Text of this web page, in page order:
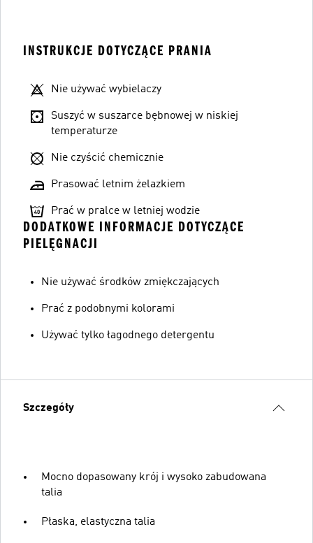
INSTRUKCJE DOTYCZĄCE PRANIA
Nie używać wybielaczy
Suszyć w suszarce bębnowej w niskiej
temperaturze
Nie czyścić chemicznie
Prasować letnim żelazkiem
Prać w pralce w letniej wodzie
DODATKOWE INFORMACJE DOTYCZĄCE
PIELĘGNACJI
Nie używać środków zmiękczających
Prać z podobnymi kolorami
Używać tylko łagodnego detergentu
Szczegóły
Mocno dopasowany krój i wysoko zabudowana
talia
Płaska, elastyczna talia